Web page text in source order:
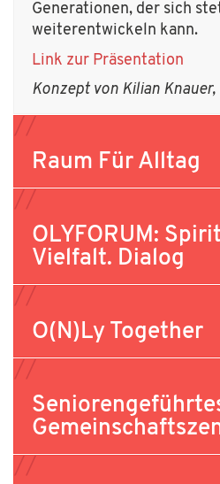
Generationen, der sich
weiterentwickeln kann.
Link zur Präsentation
Konzept von Kilian Knauer,
Raum Für Alltag
OLYFORUM:
Vielfalt. Dialog
O(n)ly Together